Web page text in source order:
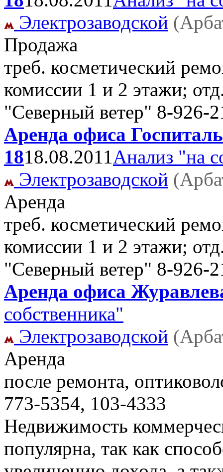
Электрозаводской
Продажа
треб. косметический
комиссии 1 и 2 этажи;
"Северный ветер" 8-926-
Аренда офиса
1818.08.2011Анализ "на
Электрозаводской
Аренда
треб. косметический
комиссии 1 и 2 этажи;
"Северный ветер" 8-926-
Аренда офиса
собственника"
Электрозаводской
Аренда
после ремонта,
773-5354, 103-4333
Недвижимость
популярна, так как